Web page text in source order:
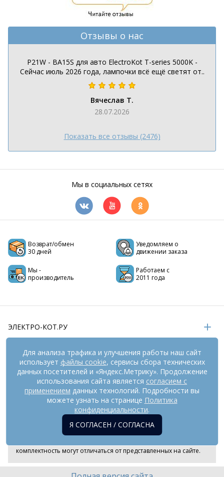
Отзывы о нас
P21W - BA15S для авто ElectroKot T-series 5000K -
Сейчас июль 2026 года, лампочки всё ещё светят от..
Вячеслав Т.
28.07.2026
Показать все отзывы (2476)
Мы в социальных сетях
Возврат/обмен
30 дней
Уведомляем о
движении заказа
Мы -
производитель
Работаем с
2011 года
ЭЛЕКТРО-КОТ.РУ
ИНФОРМАЦИЯ
РЕКВИЗИТЫ
На информационном ресурсе применяются
рекомендательные технологии (информационные технологии
предоставления информации на основе сбора,
систематизации и анализа сведений, относящихся к
предпочтениям пользователей сети «Интернет», находящихся
комплектность могут отличаться от представленных на сайте.
Для анализа трафика и улучшения работы наш сайт
использует файлы cookie, сервисы сбора технических
данных посетителей и «Яндекс.Метрику». Продолжение
использования сайта является согласием с
применением данных технологий. Подробности вы
можете узнать на странице Политика
конфиденциальности.
Я СОГЛАСЕН / СОГЛАСНА